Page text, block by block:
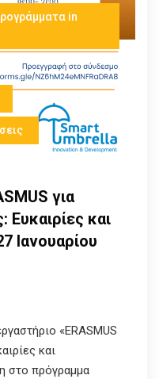
in
για
Ευκαιρίες και
Ιανουαρίου
«ERASMUS
και
στο πρόγραμμα